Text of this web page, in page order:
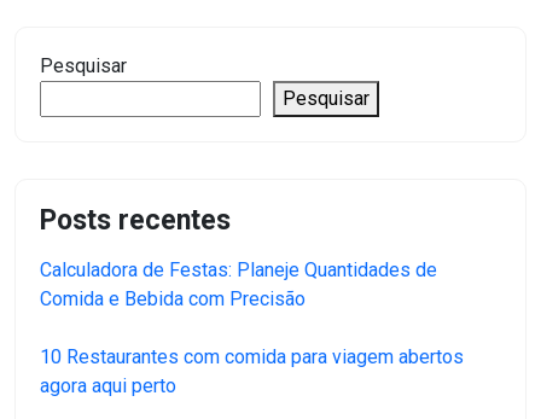
Pesquisar
Pesquisar
Posts recentes
Calculadora de Festas: Planeje Quantidades de
Comida e Bebida com Precisão
10 Restaurantes com comida para viagem abertos
agora aqui perto